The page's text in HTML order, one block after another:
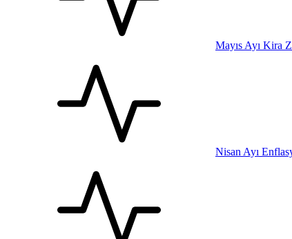
Mayıs Ayı Kira
Nisan Ayı